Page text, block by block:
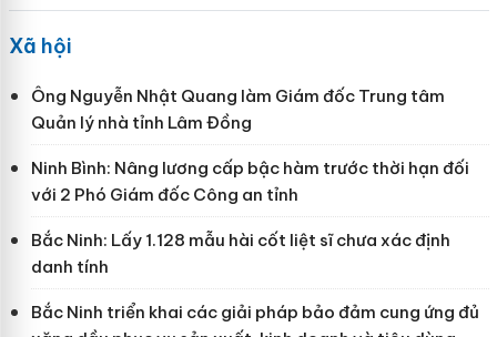
Xã hội
Ông Nguyễn Nhật Quang làm Giám đốc Trung tâm
Quản lý nhà tỉnh Lâm Đồng
Ninh Bình: Nâng lương cấp bậc hàm trước thời hạn đối
với 2 Phó Giám đốc Công an tỉnh
Bắc Ninh: Lấy 1.128 mẫu hài cốt liệt sĩ chưa xác định
danh tính
Bắc Ninh triển khai các giải pháp bảo đảm cung ứng đủ